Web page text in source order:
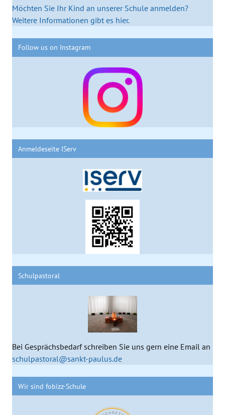
Möchten Sie Ihr Kind an unserer Schule anmelden?
Weitere Informationen gibt es hier.
Follow us on Instagram
Anmeldeseite IServ
Schulpastoral
Bei Gesprächsbedarf schreiben Sie uns gern eine Email an
schulpastoral@sankt-paulus.de
Wir sind fobizz-Schule